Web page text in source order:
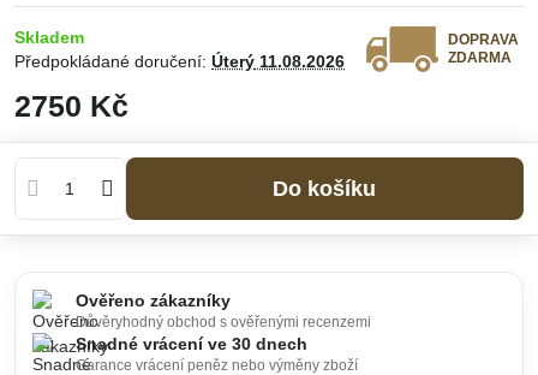
Skladem
Předpokládané doručení: Úterý 11.08.2026
DOPRAVA
ZDARMA
2750 Kč
Do košíku
Ověřeno zákazníky
Důvěryhodný obchod s ověřenými recenzemi
Snadné vrácení ve 30 dnech
Garance vrácení peněz nebo výměny zboží